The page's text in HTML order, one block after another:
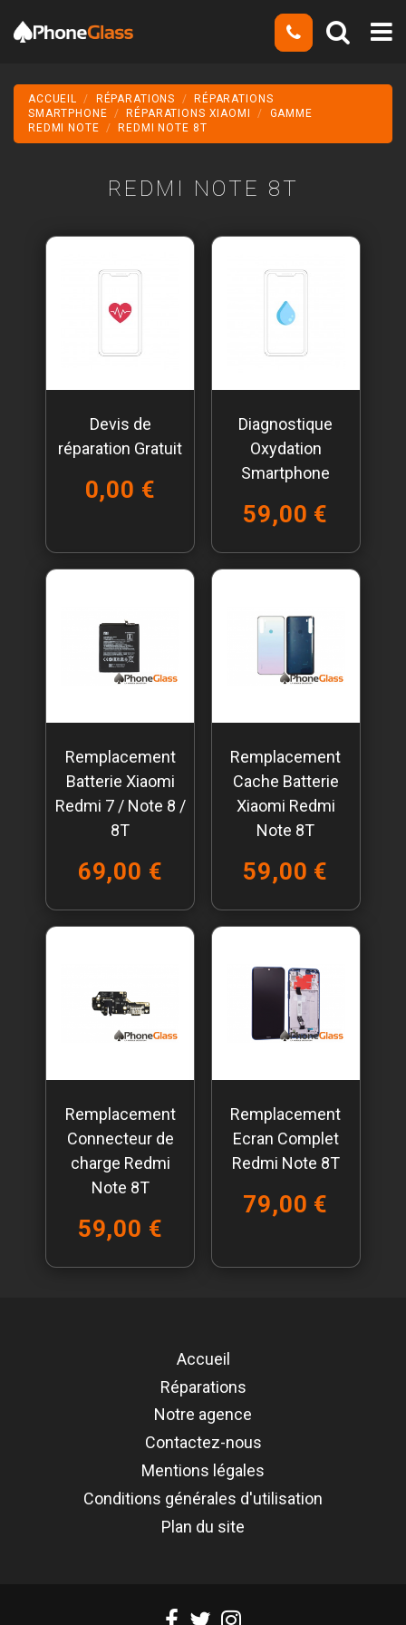
ACCUEIL RÉPARATIONS
RÉPARATIONS
SMARTPHONE
RÉPARATIONS XIAOMI
GAMME
REDMI NOTE
REDMI NOTE 8T
REDMI NOTE 8T
Devis de
réparation Gratuit
0,00 €
Diagnostique
Oxydation
Smartphone
59,00 €
Remplacement
Batterie Xiaomi
Redmi 7 / Note 8 /
8T
69,00 €
Remplacement
Cache Batterie
Xiaomi Redmi
Note 8T
59,00 €
Remplacement
Connecteur de
charge Redmi
Note 8T
59,00 €
Remplacement
Ecran Complet
Redmi Note 8T
79,00 €
Accueil
Réparations
Notre agence
Contactez-nous
Mentions légales
Conditions générales d'utilisation
Plan du site